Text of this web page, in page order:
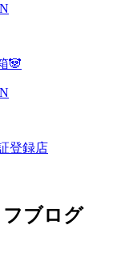
🐼
登録店
ブログ